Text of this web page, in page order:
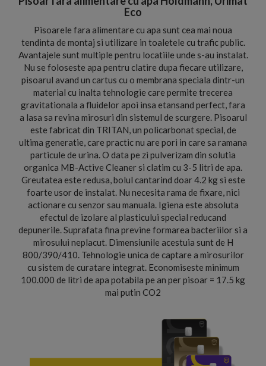
Eco
Pisoarele fara alimentare cu apa sunt cea mai noua
tendinta de montaj si utilizare in toaletele cu trafic public.
Avantajele sunt multiple pentru locatiile unde s-au instalat.
Nu se foloseste apa pentru clatire dupa fiecare utilizare,
pisoarul avand un cartus cu o membrana speciala dintr-un
material cu inalta tehnologie care permite trecerea
gravitationala a fluidelor apoi insa etansand perfect, fara
a lasa sa revina mirosuri din sistemul de scurgere. Pisoarul
este fabricat din TRITAN, un policarbonat special, de
ultima generatie, care practic nu are pori in care sa ramana
particule de urina. O data pe zi pulverizam din solutia
organica MB-Active Cleaner si clatim cu 3-5 litri de apa.
Greutatea este redusa, bolul cantarind doar 4.2 kg si este
foarte usor de instalat. Nu necesita rama de fixare, nici
actionare cu senzor sau manuala. Igiena este absoluta
efectul de izolare al plasticului special reducand
depunerile. Suprafata fina previne formarea bacteriilor si a
mirosului neplacut. Dimensiunile acestuia sunt de H
800/390/410. Tehnologie unica de captare a mirosurilor
cu sistem de curatare integrat. Economiseste minimum
100.000 de litri de apa potabila pe an per pisoar = 17.5 kg
mai putin CO2